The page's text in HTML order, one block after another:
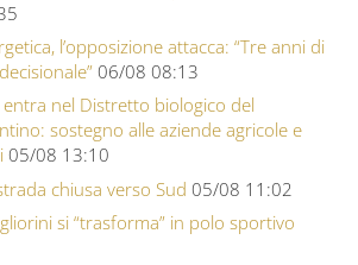
l’opposizione attacca: “Tre anni di
06/08 08:13
entra nel Distretto biologico del
sostegno alle aziende agricole e
05/08 13:10
chiusa verso Sud 05/08 11:02
si “trasforma” in polo sportivo